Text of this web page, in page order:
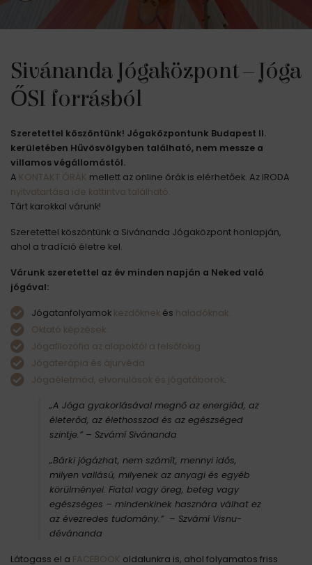
Sivánanda Jógaközpont – Jóga
ŐSI forrásból
Szeretettel köszöntünk! Jógaközpontunk Budapest II.
kerületében Hűvösvölgyben található, nem messze a
villamos végállomástól.
A KONTAKT ÓRÁK mellett az online órák is elérhetőek. Az IRODA
nyitvatartása ide kattintva található.
Tárt karokkal várunk!
Szeretettel köszöntünk a Sivánanda Jógaközpont honlapján,
ahol a tradíció életre kel.
Várunk szeretettel az év minden napján a Neked való
jógával:
Jógatanfolyamok kezdőknek és haladóknak.
Oktató képzések.
Jógafilozófia az alapoktól a felsőfokig.
Jógaterápia és ájurvéda.
Jógaéletmód, elvonulások és jógatáborok.
„A Jóga gyakorlásával megnő az energiád, az
életerőd, az élethosszod és az egészséged
szintje.” – Szvámí Sivánanda
„Bárki jógázhat, nem számít, mennyi idős,
milyen vallású, milyenek az anyagi és egyéb
körülményei. Fiatal vagy öreg, beteg vagy
egészséges – mindenkinek hasznára válhat ez
az évezredes tudomány.” – Szvámí Visnu-
dévánanda
Látogass el a FACEBOOK oldalunkra is, ahol folyamatos friss